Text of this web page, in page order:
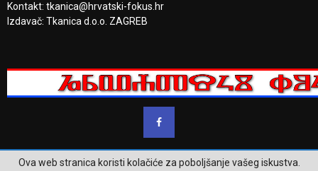
Kontakt: tkanica@hrvatski-fokus.hr
Izdavač: Tkanica d.o.o. ZAGREB
@2023 - www.hrvatski-fokus.hr. Sva prava su zadržana.
Ova web stranica koristi kolačiće za poboljšanje vašeg iskustva.